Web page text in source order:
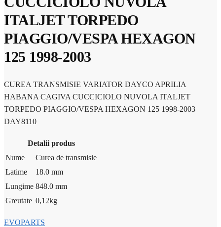
ITALJET TORPEDO
PIAGGIO/VESPA HEXAGON
125 1998-2003
CUREA TRANSMISIE VARIATOR DAYCO APRILIA
HABANA CAGIVA CUCCICIOLO NUVOLA ITALJET
TORPEDO PIAGGIO/VESPA HEXAGON 125 1998-2003
DAY8110
Detalii produs
Nume
Curea de transmisie
Latime
18.0 mm
Lungime 848.0 mm
Greutate 0,12kg
EVOPARTS